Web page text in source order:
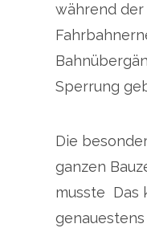
2023
während der
Sperrung
Die
ganzen
musste Das